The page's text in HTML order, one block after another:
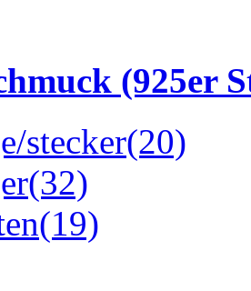
(925er
stecker(20)
(32)
(19)